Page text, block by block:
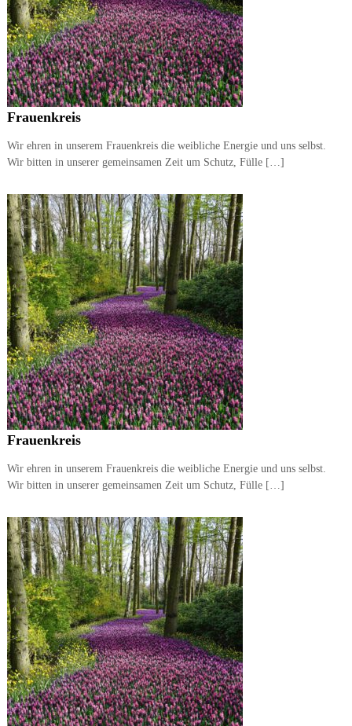
Frauenkreis
Wir ehren in unserem Frauenkreis die weibliche Energie und uns selbst.
Wir bitten in unserer gemeinsamen Zeit um Schutz, Fülle […]
Frauenkreis
Wir ehren in unserem Frauenkreis die weibliche Energie und uns selbst.
Wir bitten in unserer gemeinsamen Zeit um Schutz, Fülle […]